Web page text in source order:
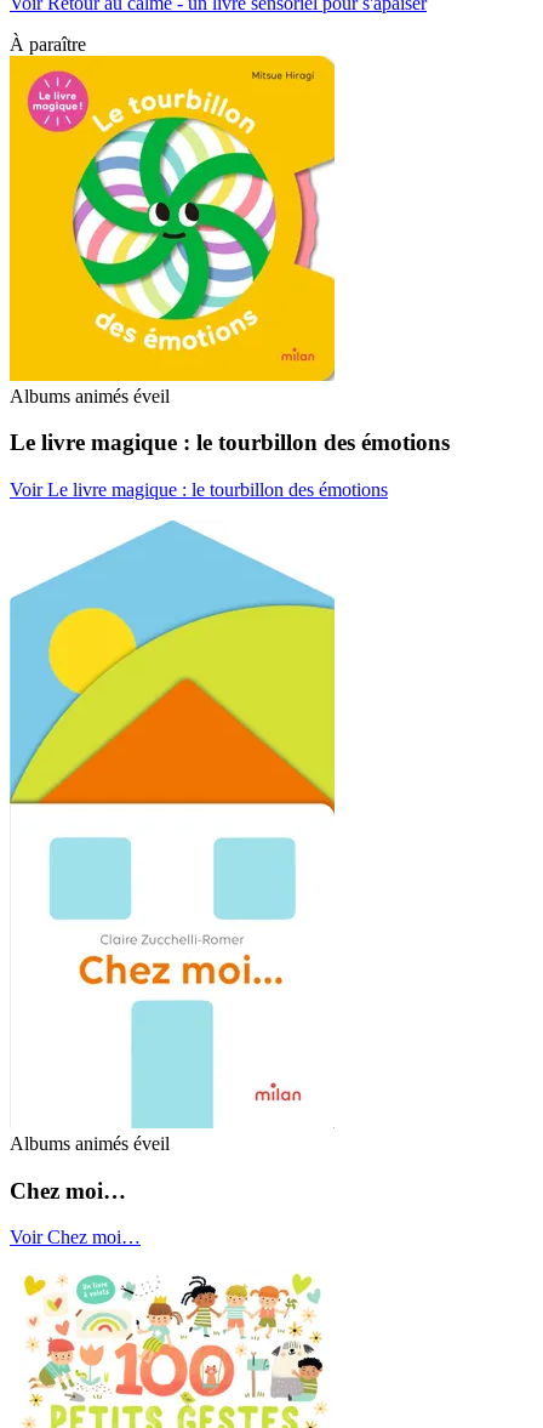
À paraître
Albums animés éveil
Le livre magique : le tourbillon des émotions
Voir Le livre magique : le tourbillon des émotions
Albums animés éveil
Chez moi…
Voir Chez moi…